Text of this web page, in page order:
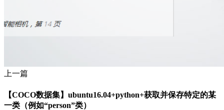
上一篇
【COCO数据集】ubuntu16.04+python+获取并保存特定的某
一类（例如“person”类）